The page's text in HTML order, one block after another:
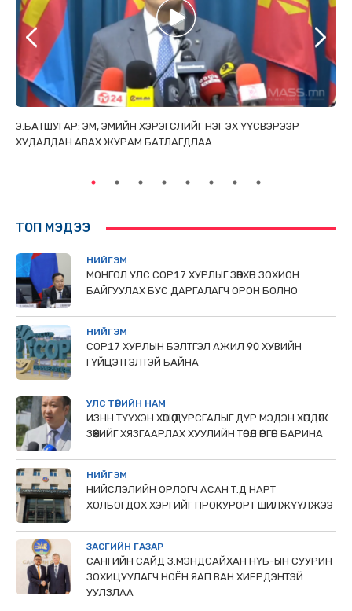
Э.БАТШУГАР: ЭМ, ЭМИЙН ХЭРЭГСЛИЙГ НЭГ ЭХ ҮҮСВЭРЭЭР
ХУДАЛДАН АВАХ ЖУРАМ БАТЛАГДЛАА
ТОП МЭДЭЭ
НИЙГЭМ
МОНГОЛ УЛС СОР17 ХУРЛЫГ ЗӨВХӨН ЗОХИОН
БАЙГУУЛАХ БУС ДАРГАЛАГЧ ОРОН БОЛНО
НИЙГЭМ
COP17 ХУРЛЫН БЭЛТГЭЛ АЖИЛ 90 ХУВИЙН
ГҮЙЦЭТГЭЛТЭЙ БАЙНА
УЛС ТӨРИЙН НАМ
ИЗНН ТҮҮХЭН ХӨШӨӨ ДУРСГАЛЫГ ДУР МЭДЭН ХӨНДӨЖ
ЗӨӨХИЙГ ХЯЗГААРЛАХ ХУУЛИЙН ТӨСӨЛ ӨРГӨН БАРИНА
НИЙГЭМ
НИЙСЛЭЛИЙН ОРЛОГЧ АСАН Т.Д НАРТ
ХОЛБОГДОХ ХЭРГИЙГ ПРОКУРОРТ ШИЛЖҮҮЛЖЭЭ
ЗАСГИЙН ГАЗАР
САНГИЙН САЙД З.МЭНДСАЙХАН НҮБ-ЫН СУУРИН
ЗОХИЦУУЛАГЧ НОЁН ЯАП ВАН ХИЕРДЭНТЭЙ
УУЛЗЛАА